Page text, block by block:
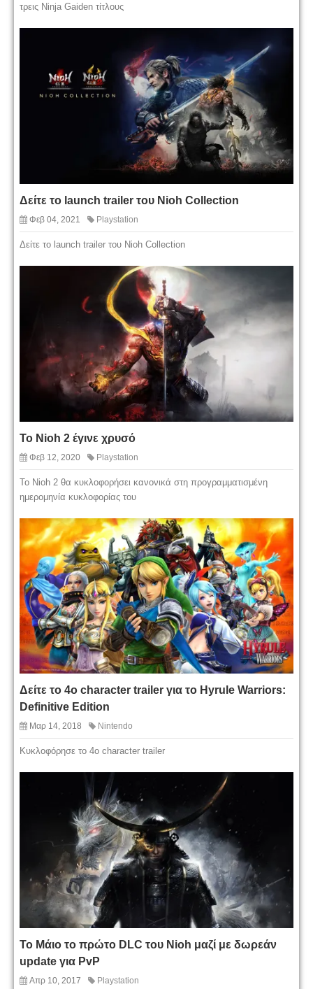
τρεις Ninja Gaiden τίτλους
Δείτε το launch trailer του Nioh Collection
Φεβ 04, 2021 Playstation
Δείτε το launch trailer του Nioh Collection
Το Nioh 2 έγινε χρυσό
Φεβ 12, 2020 Playstation
Το Nioh 2 θα κυκλοφορήσει κανονικά στη προγραμματισμένη
ημερομηνία κυκλοφορίας του
Δείτε το 4ο character trailer για το Hyrule Warriors:
Definitive Edition
Μαρ 14, 2018 Nintendo
Κυκλοφόρησε το 4ο character trailer
Το Μάιο το πρώτο DLC του Nioh μαζί με δωρεάν
update για PvP
Απρ 10, 2017 Playstation